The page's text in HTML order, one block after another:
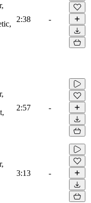
2:38 -
2:57 -
3:13 -